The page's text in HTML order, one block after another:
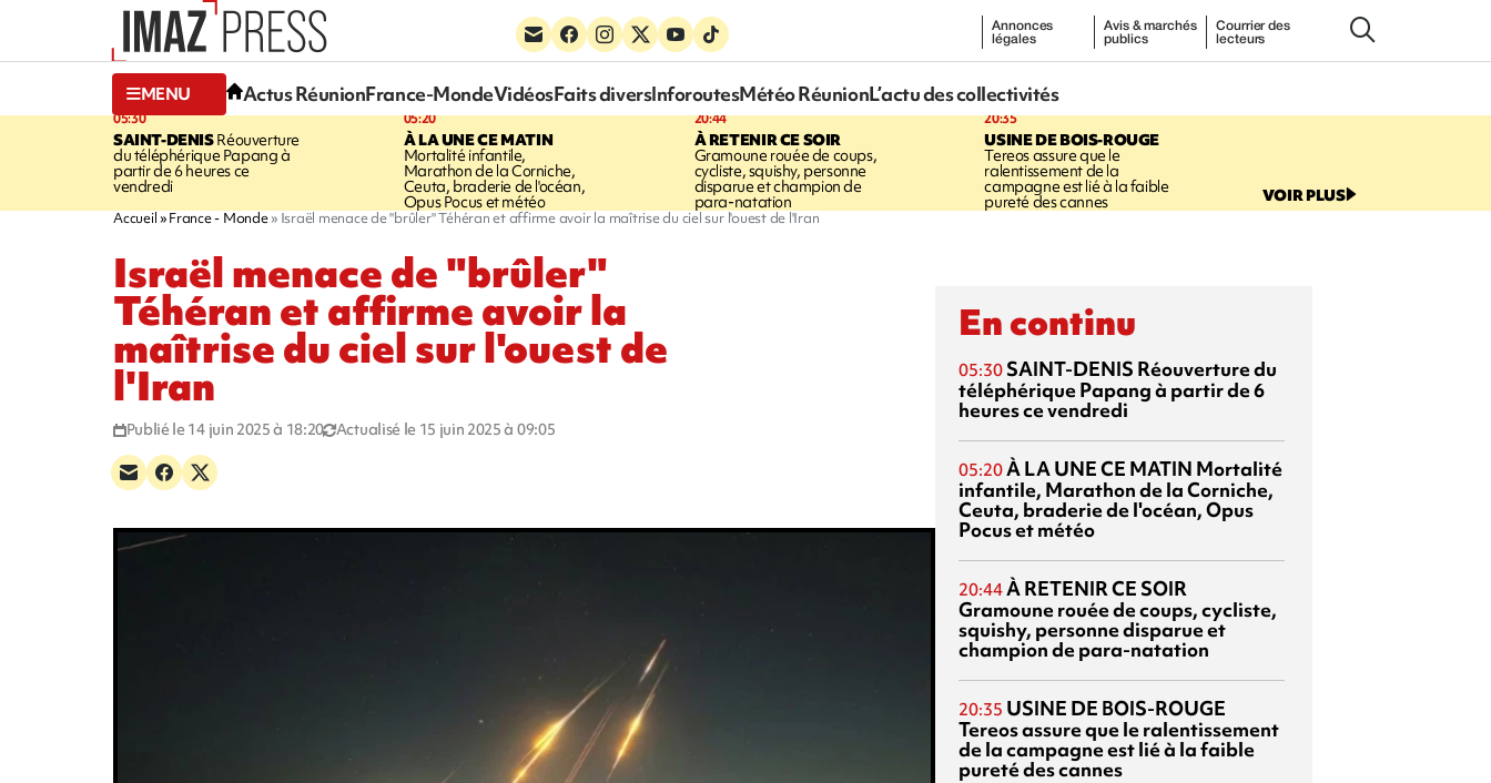
Annonces
légales
Avis & marchés
publics
Courrier des
lecteurs
MENU Actus RéunionFrance-MondeVidéosFaits diversInforoutesMétéo RéunionL’actu des collectivités
05:30
SAINT-DENISRéouverture
du téléphérique Papang à
partir de 6 heures ce
vendredi
05:20
À LA UNE CE MATIN
Mortalité infantile,
Marathon de la Corniche,
Ceuta, braderie de l'océan,
Opus Pocus et météo
20:44
À RETENIR CE SOIR
Gramoune rouée de coups,
cycliste, squishy, personne
disparue et champion de
para-natation
20:35
USINE DE BOIS-ROUGE
Tereos assure que le
ralentissement de la
campagne est lié à la faible
pureté des cannes VOIR PLUS
Accueil France - Monde Israël menace de "brûler" Téhéran et affirme avoir la maîtrise du ciel sur l'ouest de l'Iran
Israël menace de "brûler"
Téhéran et affirme avoir la
maîtrise du ciel sur l'ouest de
l'Iran
Publié le 14 juin 2025 à 18:20 Actualisé le 15 juin 2025 à 09:05
En continu
05:30 SAINT-DENIS Réouverture du
téléphérique Papang à partir de 6
heures ce vendredi
05:20À LA UNE CE MATIN Mortalité
infantile, Marathon de la Corniche,
Ceuta, braderie de l'océan, Opus
Pocus et météo
20:44À RETENIR CE SOIR
Gramoune rouée de coups, cycliste,
squishy, personne disparue et
champion de para-natation
20:35 USINE DE BOIS-ROUGE
Tereos assure que le ralentissement
de la campagne est lié à la faible
pureté des cannes